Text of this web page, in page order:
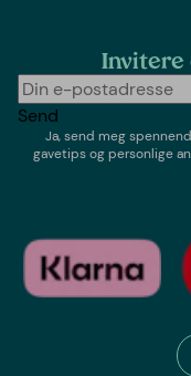
Invitere
Send
Ja, send meg
gavetips og personlige